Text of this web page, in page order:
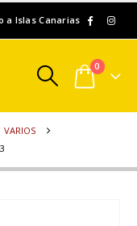
a Islas Canarias
0
VARIOS